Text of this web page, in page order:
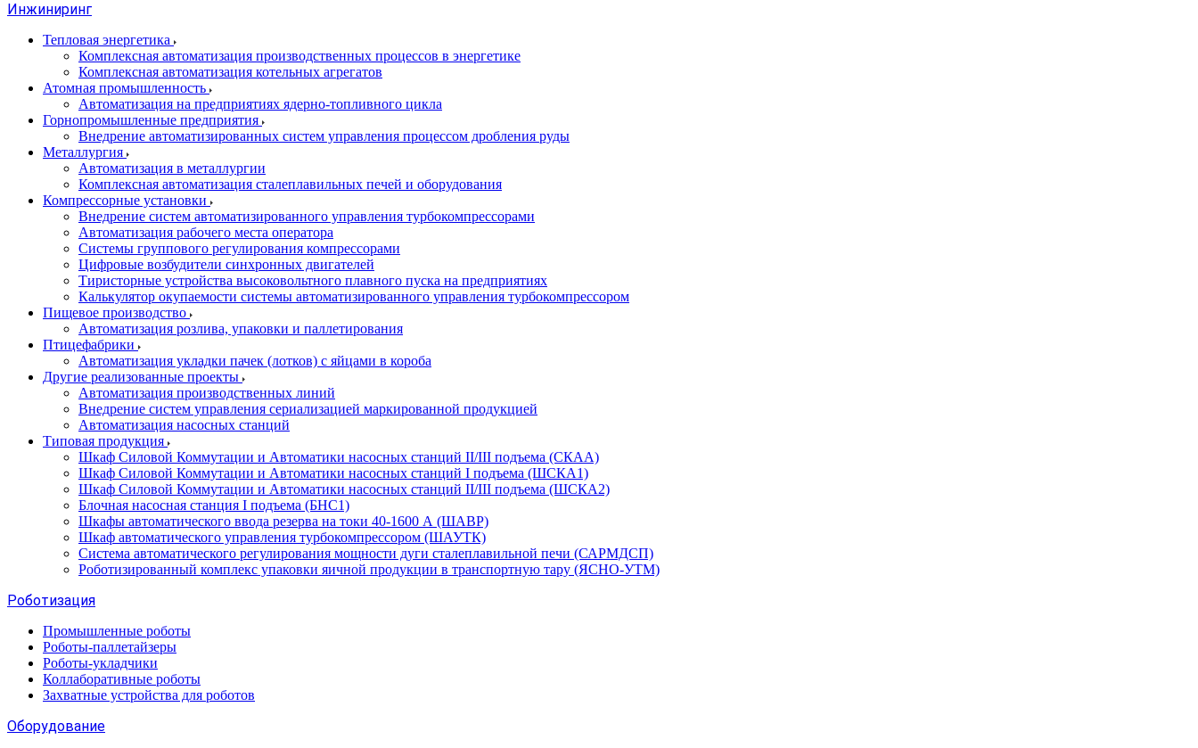
Инжиниринг
Тепловая энергетика
Комплексная автоматизация производственных процессов в энергетике
Комплексная автоматизация котельных агрегатов
Атомная промышленность
Автоматизация на предприятиях ядерно-топливного цикла
Горнопромышленные предприятия
Внедрение автоматизированных систем управления процессом дробления руды
Металлургия
Автоматизация в металлургии
Комплексная автоматизация сталеплавильных печей и оборудования
Компрессорные установки
Внедрение систем автоматизированного управления турбокомпрессорами
Автоматизация рабочего места оператора
Системы группового регулирования компрессорами
Цифровые возбудители синхронных двигателей
Тиристорные устройства высоковольтного плавного пуска на предприятиях
Калькулятор окупаемости системы автоматизированного управления турбокомпрессором
Пищевое производство
Автоматизация розлива, упаковки и паллетирования
Птицефабрики
Автоматизация укладки пачек (лотков) с яйцами в короба
Другие реализованные проекты
Автоматизация производственных линий
Внедрение систем управления сериализацией маркированной продукцией
Автоматизация насосных станций
Типовая продукция
Шкаф Силовой Коммутации и Автоматики насосных станций II/III подъема (СКАА)
Шкаф Силовой Коммутации и Автоматики насосных станций I подъема (ШСКА1)
Шкаф Силовой Коммутации и Автоматики насосных станций II/III подъема (ШСКА2)
Блочная насосная станция I подъема (БНС1)
Шкафы автоматического ввода резерва на токи 40-1600 А (ШАВР)
Шкаф автоматического управления турбокомпрессором (ШАУТК)
Система автоматического регулирования мощности дуги сталеплавильной печи (САРМДСП)
Роботизированный комплекс упаковки яичной продукции в транспортную тару (ЯСНО-УТМ)
Роботизация
Промышленные роботы
Роботы-паллетайзеры
Роботы-укладчики
Коллаборативные роботы
Захватные устройства для роботов
Оборудование